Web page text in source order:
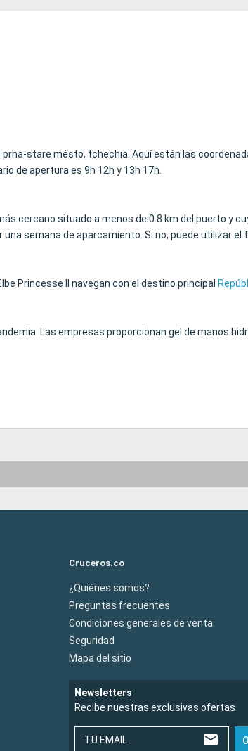
stare město, tchechia. Aquí están las
de apertura es 9h 12h y 13h 17h.
cercano situado a menos de 0.8 km del puerto y
semana de aparcamiento. Si no, puede utilizar el
Princesse II navegan con el destino principal
Las empresas proporcionan gel de manos
Cruceros.co
¿Quiénes somos?
Preguntas frecuentes
Condiciones generales de venta
Seguridad
Mapa del sitio
Newsletters
Recibe nuestras exclusivas ofertas
TU EMAIL